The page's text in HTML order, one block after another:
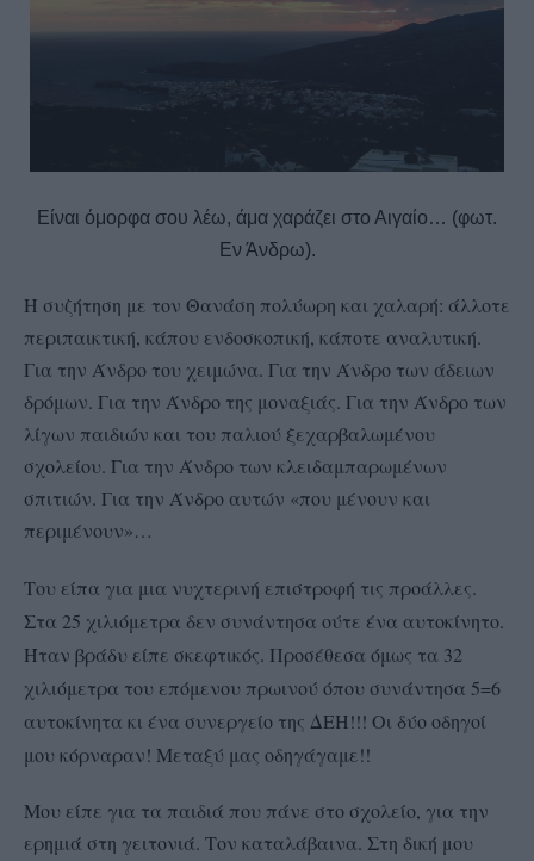
Είναι όμορφα σου λέω, άμα χαράζει στο Αιγαίο… (φωτ.
Εν Άνδρω).
Η συζήτηση με τον Θανάση πολύωρη και χαλαρή: άλλοτε
περιπαικτική, κάπου ενδοσκοπική, κάποτε αναλυτική.
Για την Άνδρο του χειμώνα. Για την Άνδρο των άδειων
δρόμων. Για την Άνδρο της μοναξιάς. Για την Άνδρο των
λίγων παιδιών και του παλιού ξεχαρβαλωμένου
σχολείου. Για την Άνδρο των κλειδαμπαρωμένων
σπιτιών. Για την Άνδρο αυτών «που μένουν και
περιμένουν»…
Του είπα για μια νυχτερινή επιστροφή τις προάλλες.
Στα 25 χιλιόμετρα δεν συνάντησα ούτε ένα αυτοκίνητο.
Ήταν βράδυ είπε σκεφτικός. Προσέθεσα όμως τα 32
χιλιόμετρα του επόμενου πρωινού όπου συνάντησα 5=6
αυτοκίνητα κι ένα συνεργείο της ΔΕΗ!!! Οι δύο οδηγοί
μου κόρναραν! Μεταξύ μας οδηγάγαμε!!
Μου είπε για τα παιδιά που πάνε στο σχολείο, για την
ερημιά στη γειτονιά. Τον καταλάβαινα. Στη δική μου